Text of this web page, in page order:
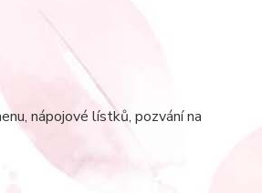
nápojové lístků, pozvání na